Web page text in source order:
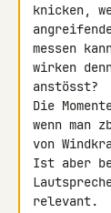
knicken,
messen
wirken
anstösst?
Die
wenn man
von
Ist aber
relevant.